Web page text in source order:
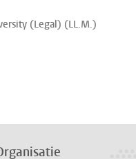
(Legal) (LL.M.)